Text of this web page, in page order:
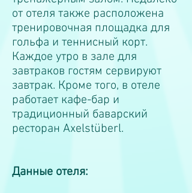
от отеля также расположена
тренировочная площадка для
гольфа и теннисный корт.
Каждое утро в зале для
завтраков гостям сервируют
завтрак. Кроме того, в отеле
работает кафе-бар и
традиционный баварский
ресторан Axelstüberl.
Данные отеля: